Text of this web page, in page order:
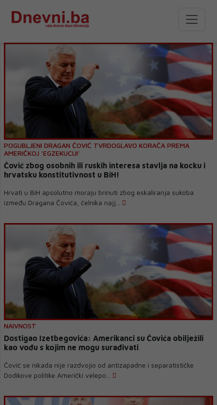
POGUBLJENI DRAGAN ČOVIĆ TVRDOGLAVO KORAČA PREMA
AMERIČKOJ 'EGZEKUCIJI'
Čović zbog osobnih ili ruskih interesa stavlja na kocku i
hrvatsku konstitutivnost u BiH!
Hrvati u BiH apsolutno moraju brinuti zbog eskaliranja sukoba
između Dragana Čovića, čelnika najj...
NAIVNOST
Dostigao Izetbegovića: Amerikanci su Čovića obilježili
kao vođu s kojim ne mogu surađivati
Čović se nikada nije razdvojio od antizapadne i separatističke
Dodikove politike Američki velepo...